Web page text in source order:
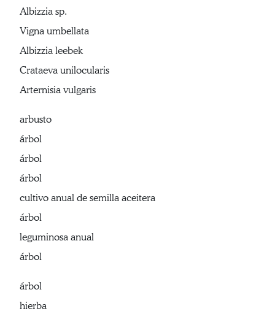
Albizzia sp.
Vigna umbellata
Albizzia leebek
Crataeva unilocularis
Arternisia vulgaris
arbusto
árbol
árbol
árbol
cultivo anual de semilla aceitera
árbol
leguminosa anual
árbol
árbol
hierba